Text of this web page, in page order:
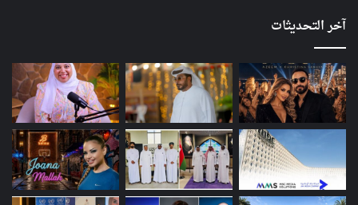
آخر التحديثات